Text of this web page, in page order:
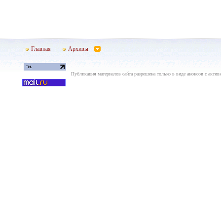
Главная Архивы
Публикация материалов сайта разрешена только в виде анонсов с